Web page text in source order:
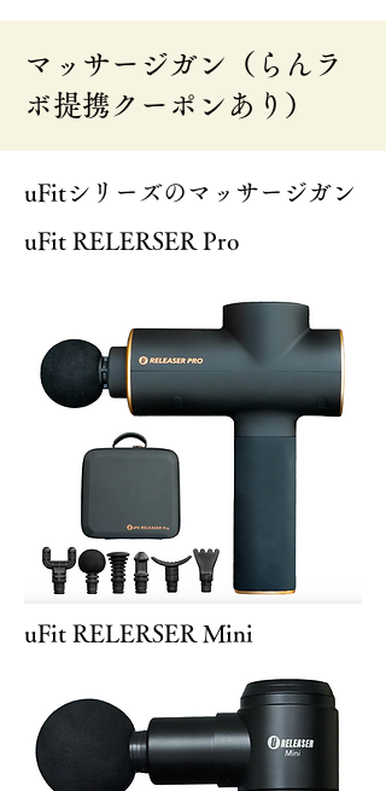
マッサージガン（らんラ
ボ提携クーポンあり）
uFitシリーズのマッサージガン
uFit RELERSER Pro
uFit RELERSER Mini